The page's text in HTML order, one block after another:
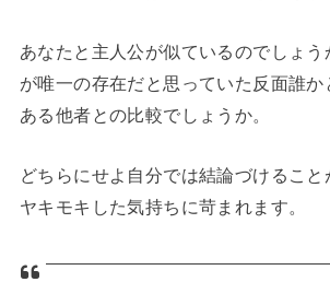
あなたと主人公が似ているのでしょ
が唯一の存在だと思っていた反面誰
ある他者との比較でしょうか。
どちらにせよ自分では結論づけること
ヤキモキした気持ちに苛まれます。